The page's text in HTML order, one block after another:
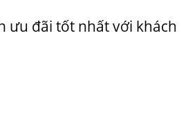
ưu đãi tốt nhất với khách